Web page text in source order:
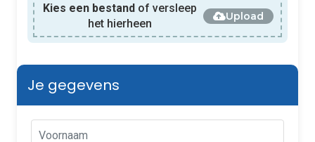
Kies een bestand of versleep
het hierheen
Upload
Je gegevens